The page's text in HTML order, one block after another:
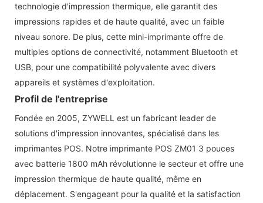
technologie d'impression thermique, elle garantit des
impressions rapides et de haute qualité, avec un faible
niveau sonore. De plus, cette mini-imprimante offre de
multiples options de connectivité, notamment Bluetooth et
USB, pour une compatibilité polyvalente avec divers
appareils et systèmes d'exploitation.
Profil de l'entreprise
Fondée en 2005, ZYWELL est un fabricant leader de
solutions d'impression innovantes, spécialisé dans les
imprimantes POS. Notre imprimante POS ZM01 3 pouces
avec batterie 1800 mAh révolutionne le secteur et offre une
impression thermique de haute qualité, même en
déplacement. S'engageant pour la qualité et la satisfaction